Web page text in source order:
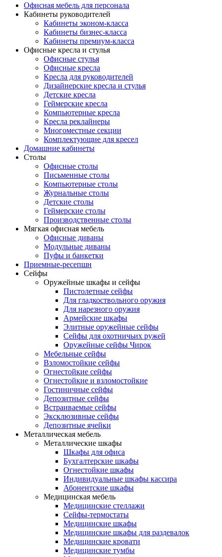
Офисная мебель для персонала
Кабинеты руководителей
Кабинеты эконом-класса
Кабинеты бизнес-класса
Кабинеты премиум-класса
Офисные кресла и стулья
Офисные стулья
Офисные кресла
Кресла для руководителей
Дизайнерские кресла и стулья
Детские кресла
Геймерские кресла
Компьютерные кресла
Кресла реклайнеры
Многоместные секции
Комплектующие для кресел
Домашние кабинеты
Столы
Офисные столы
Письменные столы
Компьютерные столы
Журнальные столы
Детские столы
Геймерские столы
Производственные столы
Мягкая офисная мебель
Офисные диваны
Модульные диваны
Пуфы и банкетки
Приемные-ресепшн
Сейфы
Оружейные шкафы и сейфы
Пистолетные сейфы
Для гладкоствольного оружия
Для нарезного оружия
Армейские шкафы
Элитные оружейные сейфы
Сейфы для охотничьих ружей
Оружейные сейфы Чирок
Мебельные сейфы
Взломостойкие сейфы
Огнестойкие сейфы
Огнестойкие и взломостойкие
Гостиничные сейфы
Депозитные сейфы
Встраиваемые сейфы
Эксклюзивные сейфы
Депозитные ячейки
Металлическая мебель
Металлические шкафы
Шкафы для офиса
Бухгалтерские шкафы
Огнестойкие шкафы
Индивидуальные шкафы кассира
Абонентские шкафы
Медицинская мебель
Медицинские стеллажи
Сейфы-термостаты
Медицинские шкафы
Медицинские шкафы для раздевалок
Медицинские кровати
Медицинские тумбы